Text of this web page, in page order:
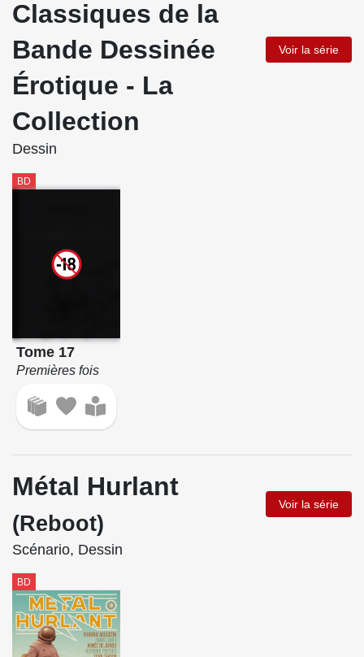
Classiques de la
Bande Dessinée
Érotique - La
Collection
Voir la série
Dessin
BD
Tome 17
Premières fois
Métal Hurlant
(Reboot)
Voir la série
Scénario, Dessin
BD